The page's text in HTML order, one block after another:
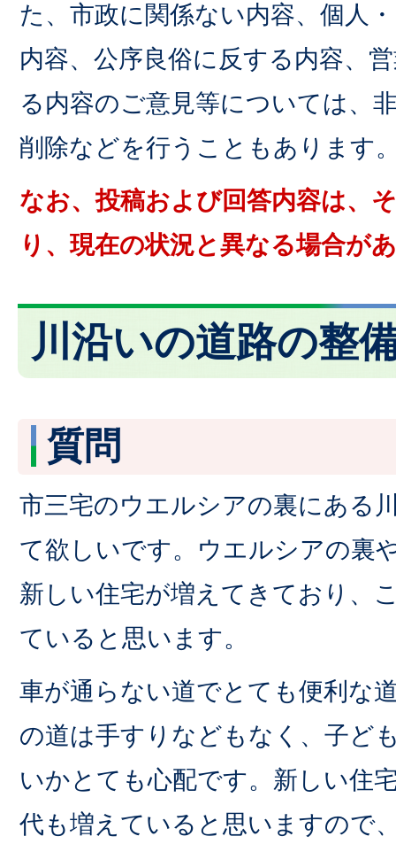
た、市政に関係ない内容、個人
内容、公序良俗に反する内容、
る内容のご意見等については、
削除などを行うこともあります
なお、投稿および回答内容は、
り、現在の状況と異なる場合が
川沿いの道路の整
質問
市三宅のウエルシアの裏にある
て欲しいです。ウエルシアの裏
新しい住宅が増えてきており、
ていると思います。
車が通らない道でとても便利な
の道は手すりなどもなく、子ど
いかとても心配です。新しい住
代も増えていると思いますので